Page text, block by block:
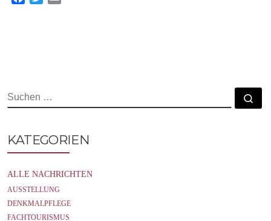
SUCHE
KATEGORIEN
ALLE NACHRICHTEN
AUSSTELLUNG
DENKMALPFLEGE
FACHTOURISMUS